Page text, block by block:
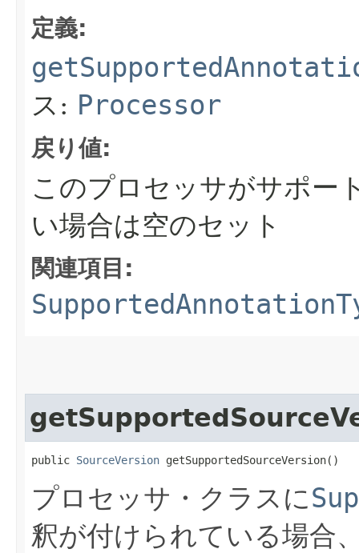
定義:
ス: Processor
戻り値:
このプロセッサがサポー
い場合は空のセット
関連項目:
public SourceVersion getSupportedSourceVersion()
プロセッサ・クラスに
釈が付けられている場合